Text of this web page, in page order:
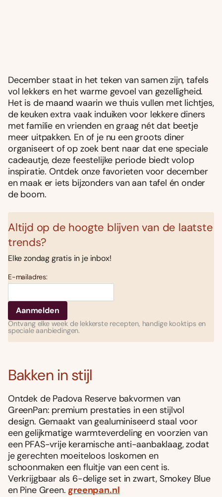
December staat in het teken van samen zijn, tafels
vol lekkers en het warme gevoel van gezelligheid.
Het is de maand waarin we thuis vullen met lichtjes,
de keuken extra vaak induiken voor lekkere diners
met familie en vrienden en graag nét dat beetje
meer uitpakken. En of je nu een groots diner
organiseert of op zoek bent naar dat ene speciale
cadeautje, deze feestelijke periode biedt volop
inspiratie. Ontdek onze favorieten voor december
en maak er iets bijzonders van aan tafel én onder
de boom.
Altijd op de hoogte blijven van de laatste
trends?
Elke zondag gratis in je inbox!
E-mailadres:
Ontvang elke week de lekkerste recepten, handige kooktips en
speciale aanbiedingen.
Bakken in stijl
Ontdek de Padova Reserve bakvormen van
GreenPan: premium prestaties in een stijlvol
design. Gemaakt van gealuminiseerd staal voor
een gelijkmatige warmteverdeling en voorzien van
een PFAS-vrije keramische anti-aanbaklaag, zodat
je gerechten moeiteloos loskomen en
schoonmaken een fluitje van een cent is.
Verkrijgbaar als 6-delige set in zwart, Smokey Blue
en Pine Green. greenpan.nl